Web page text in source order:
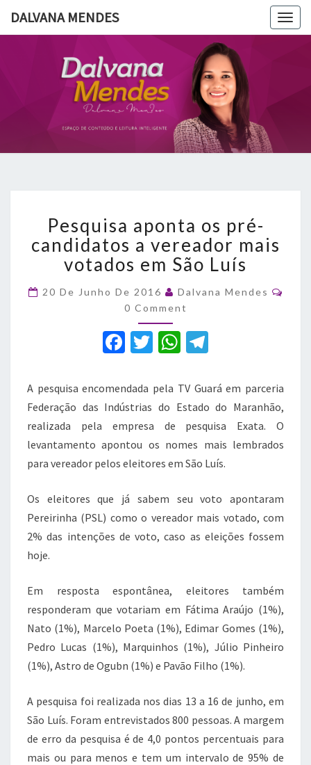
DALVANA MENDES
DALVANA
MENDES
Espaço De
Conteúdo
E Leitura
Inteligente
aponta
os
pré-
candidatos
a
vereador
mais
votados
em
Pesquisa aponta os pré-
candidatos a vereador mais
votados em São Luís
20 De Junho De 2016 Dalvana Mendes
0 Comment
F
c
e
b
o
o
k
T
it
te
r
W
at
s
A
p
p
e
gr
a
m
A pesquisa encomendada pela TV Guará em parceria
Federação das Indústrias do Estado do Maranhão,
realizada pela empresa de pesquisa Exata. O
levantamento apontou os nomes mais lembrados
para vereador pelos eleitores em São Luís.
Os eleitores que já sabem seu voto apontaram
Pereirinha (PSL) como o vereador mais votado, com
2% das intenções de voto, caso as eleições fossem
hoje.
Em resposta espontânea, eleitores também
responderam que votariam em Fátima Araújo (1%),
Nato (1%), Marcelo Poeta (1%), Edimar Gomes (1%),
Pedro Lucas (1%), Marquinhos (1%), Júlio Pinheiro
(1%), Astro de Ogubn (1%) e Pavão Filho (1%).
A pesquisa foi realizada nos dias 13 a 16 de junho, em
São Luís. Foram entrevistados 800 pessoas. A margem
de erro da pesquisa é de 4,0 pontos percentuais para
mais ou para menos e tem um intervalo de 95% de